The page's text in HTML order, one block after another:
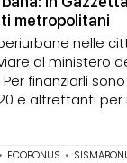
metropolitani
nelle
al ministero
finanziarli
e altrettanti per
• ECOBONUS •